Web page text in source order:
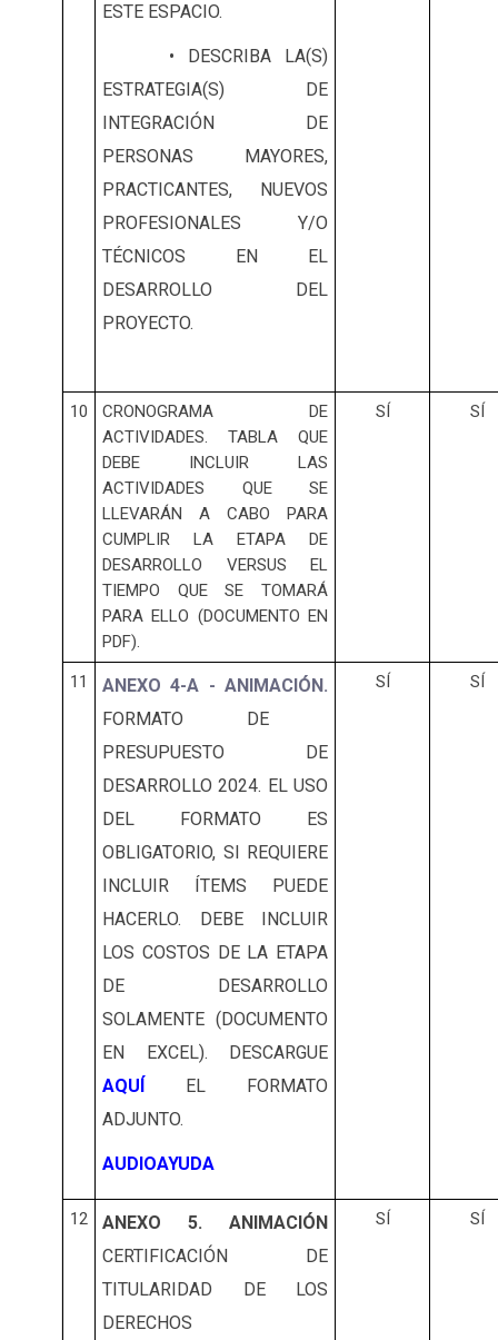
ESTE ESPACIO.
• DESCRIBA LA(S)
ESTRATEGIA(S) DE
INTEGRACIÓN DE
PERSONAS MAYORES,
PRACTICANTES, NUEVOS
PROFESIONALES Y/O
TÉCNICOS EN EL
DESARROLLO DEL
PROYECTO.
10
CRONOGRAMA DE
ACTIVIDADES. TABLA QUE
DEBE INCLUIR LAS
ACTIVIDADES QUE SE
LLEVARÁN A CABO PARA
CUMPLIR LA ETAPA DE
DESARROLLO VERSUS EL
TIEMPO QUE SE TOMARÁ
PARA ELLO (DOCUMENTO EN
PDF).
SÍ SÍ
11
ANEXO 4-A - ANIMACIÓN.
FORMATO DE
PRESUPUESTO DE
DESARROLLO 2024. EL USO
DEL FORMATO ES
OBLIGATORIO, SI REQUIERE
INCLUIR ÍTEMS PUEDE
HACERLO. DEBE INCLUIR
LOS COSTOS DE LA ETAPA
DE DESARROLLO
SOLAMENTE (DOCUMENTO
EN EXCEL). DESCARGUE
AQUÍ
EL FORMATO
ADJUNTO.
AUDIOAYUDA
SÍ SÍ
12
ANEXO 5. ANIMACIÓN
CERTIFICACIÓN DE
TITULARIDAD DE LOS
DERECHOS
SÍ SÍ